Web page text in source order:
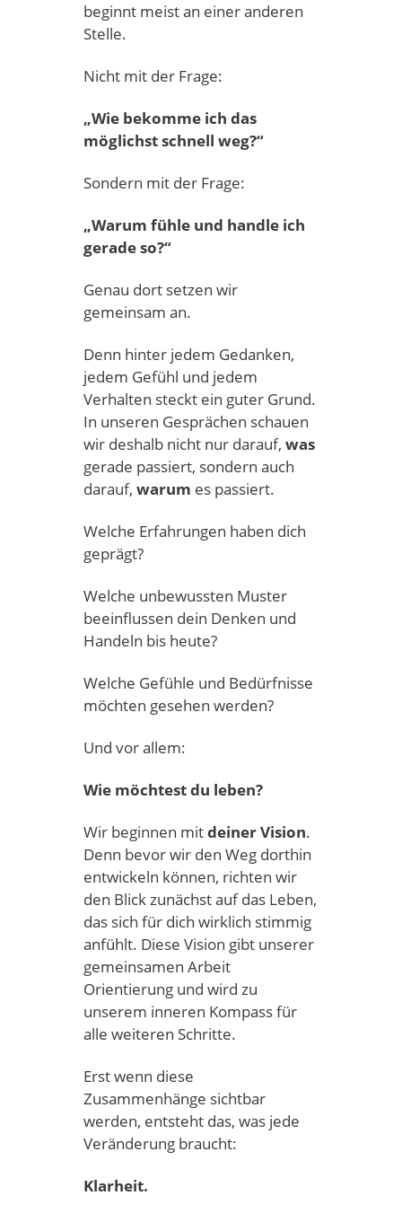
beginnt meist an einer anderen
Stelle.
Nicht mit der Frage:
„Wie bekomme ich das
möglichst schnell weg?“
Sondern mit der Frage:
„Warum fühle und handle ich
gerade so?“
Genau dort setzen wir
gemeinsam an.
Denn hinter jedem Gedanken,
jedem Gefühl und jedem
Verhalten steckt ein guter Grund.
In unseren Gesprächen schauen
wir deshalb nicht nur darauf, was
gerade passiert, sondern auch
darauf, warum es passiert.
Welche Erfahrungen haben dich
geprägt?
Welche unbewussten Muster
beeinflussen dein Denken und
Handeln bis heute?
Welche Gefühle und Bedürfnisse
möchten gesehen werden?
Und vor allem:
Wie möchtest du leben?
Wir beginnen mitdeinerVision.
Denn bevor wir den Weg dorthin
entwickeln können, richten wir
den Blick zunächst auf das Leben,
das sich für dich wirklich stimmig
anfühlt. Diese Vision gibt unserer
gemeinsamen Arbeit
Orientierung und wird zu
unserem inneren Kompass für
alle weiteren Schritte.
Erst wenn diese
Zusammenhänge sichtbar
werden, entsteht das, was jede
Veränderung braucht:
Klarheit.